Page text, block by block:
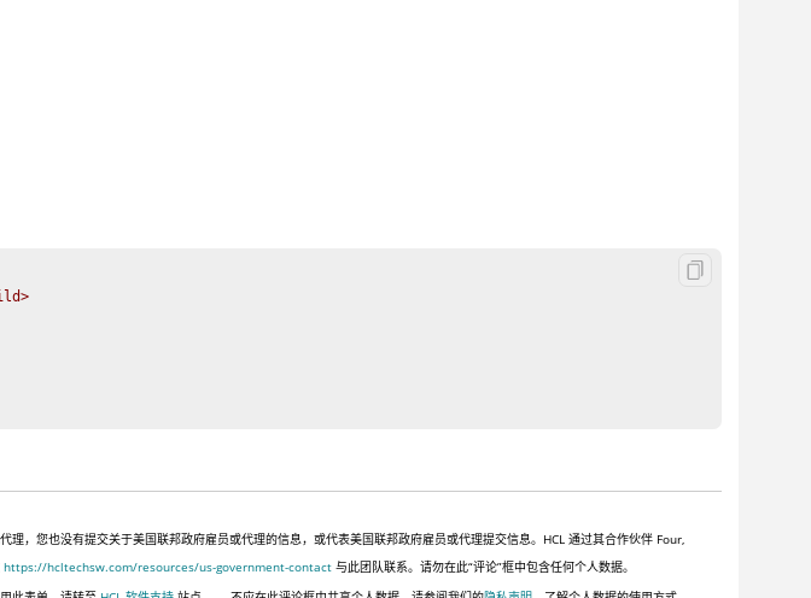
理，您也没有提交关于美国联邦政府雇员或代理的信息，或代表美国联邦政府雇员或代理提交信息。HCL 通过其合作伙伴 Four,
https://hcltechsw.com/resources/us-government-contact 与此团队联系。请勿在此“评论”框中包含任何个人数据。